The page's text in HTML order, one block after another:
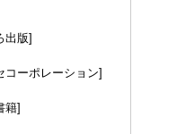
出版]
ーポレーション]
籍]